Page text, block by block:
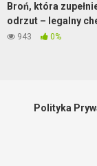
Broń, która
odrzut – legalny
Warzone
943 0%
Polityka